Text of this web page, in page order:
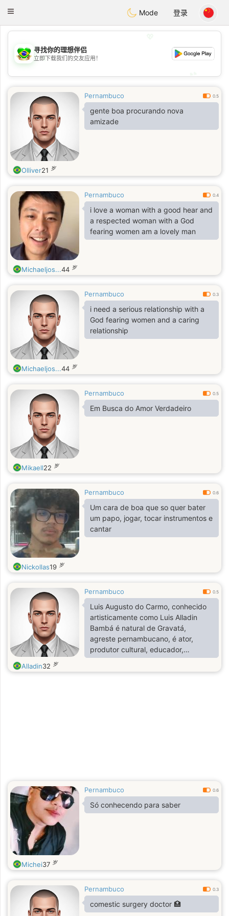
Conversar
Toggle
Mode 登录
💖
💕
寻找你的理想伴侣
立即下载我们的交友应用！
Pernambuco 0.5
gente boa procurando nova
amizade
Olliver21 岁
Pernambuco 0.4
i love a woman with a good hear and
a respected woman with a God
fearing women am a lovely man
Michaeljos...44 岁
Pernambuco 0.3
i need a serious relationship with a
God fearing women and a caring
relationship
Michaeljos...44 岁
Pernambuco 0.5
Em Busca do Amor Verdadeiro
Mikaell22 岁
Pernambuco 0.6
Um cara de boa que so quer bater
um papo, jogar, tocar instrumentos e
cantar
Nickollas19 岁
Pernambuco 0.5
Luis Augusto do Carmo, conhecido
artisticamente como Luis Alladin
Bambá é natural de Gravatá,
agreste pernambucano, é ator,
produtor cultural, educador,
roteirista, cineasta, jornalista e
escritor. Com uma família de
Alladin32 岁
Pernambuco 0.6
Só conhecendo para saber
Michei37 岁
Pernambuco 0.3
comestic surgery doctor 🏥